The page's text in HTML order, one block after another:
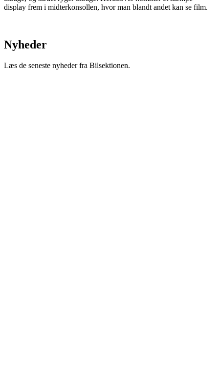
display frem i midterkonsollen, hvor man blandt andet kan se film.
Nyheder
Læs de seneste nyheder fra Bilsektionen.